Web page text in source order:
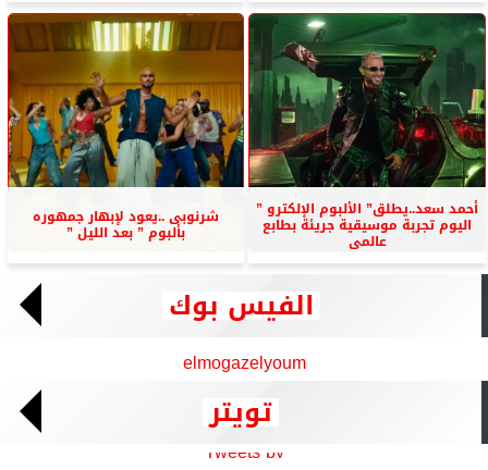
أحمد سعد..يطلق” الألبوم الإلكترو ”
اليوم تجربة موسيقية جريئة بطابع
عالمى
شرنوبى ..يعود لإبهار جمهوره
بألبوم ” بعد الليل ”
الفيس بوك
elmogazelyoum
تويتر
Tweets by